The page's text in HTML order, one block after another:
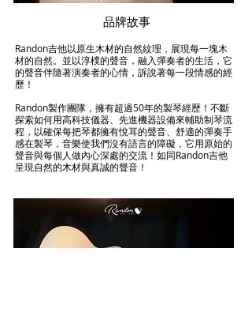
品牌故事
Randon吉他以原生木材的自然紋理，展現每一塊木
材的自然。並以淳樸的聲音，融入彈奏者的生活，它
的聲音伴隨著演奏者的心情，訴說著每一段情感的經
歷！
Randon製作團隊，擁有超過50年的製琴經歷！不斷
探索如何用高科技儀器、先進機器設備來輔助制琴流
程，以確保每把琴都擁有悅耳的聲音、舒適的彈奏手
感在製琴，音樂使我們沒有語言的障礙，它用原始的
聲音與每個人做內心深處的交流！如同Randon吉他
呈現自然的木材與真誠的聲音！